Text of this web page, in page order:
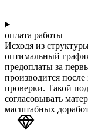
оплата работы
Исходя из
оптимальный
предоплаты за
производится
проверки. Такой
согласовывать
масштабных